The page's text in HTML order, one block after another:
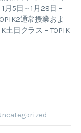
月5日～1月28日 –
通常授業およ
土日クラス – TOPIK